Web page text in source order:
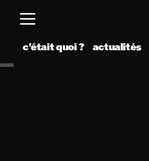
c’était quoi ? actualités